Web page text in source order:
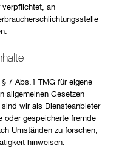
verpflichtet, an
7 Abs.1 TMG für eigene
allgemeinen Gesetzen
wir als Diensteanbieter
oder gespeicherte fremde
Umständen zu forschen,
hinweisen.